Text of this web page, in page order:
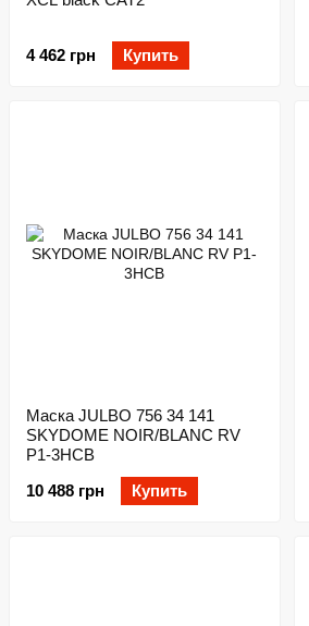
4 462 грн Купить
Маска JULBO 756 34 141
SKYDOME NOIR/BLANC RV
P1-3HCB
10 488 грн
Купить